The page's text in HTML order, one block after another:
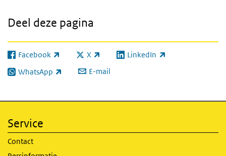
Deel deze pagina
Facebook
(externe link) X
(externe link) LinkedIn
(externe link)
WhatsApp
(externe link) E-mail
Service
Contact